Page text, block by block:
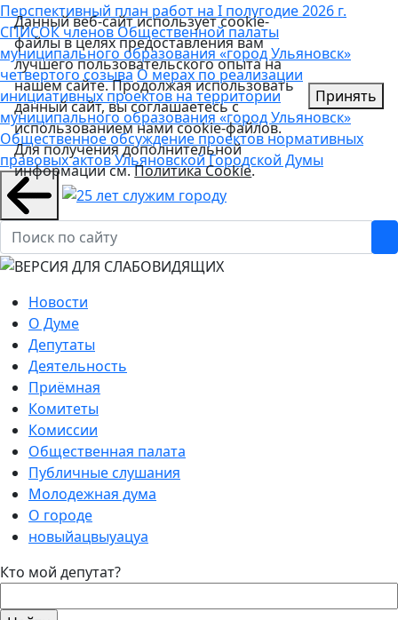
Перспективный план работ на I полугодие 2026 г.
СПИСОК членов Общественной палаты
муниципального образования «город Ульяновск»
четвертого созываО мерах по реализации
инициативных проектов на территории
муниципального образования «город Ульяновск»
Общественное обсуждение проектов нормативных
правовых актов Ульяновской Городской Думы
Новости
О Думе
Депутаты
Деятельность
Приёмная
Комитеты
Комиссии
Общественная палата
Публичные слушания
Молодежная дума
О городе
новыйацвыуацуа
Кто мой депутат?
Данный веб-сайт использует cookie-
файлы в целях предоставления вам
лучшего пользовательского опыта на
нашем сайте. Продолжая использовать
данный сайт, вы соглашаетесь с
использованием нами cookie-файлов.
Для получения дополнительной
информации см.Политика Cookie.
Принять